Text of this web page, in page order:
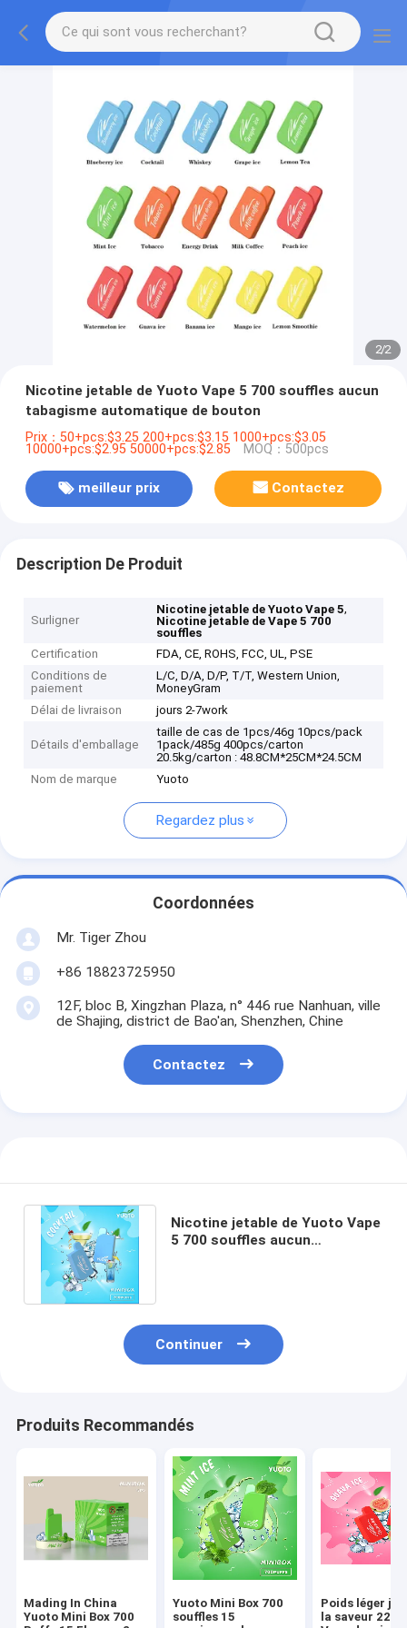
2/2
Nicotine jetable de Yuoto Vape 5 700 souffles aucun
tabagisme automatique de bouton
Prix：50+pcs:$3.25 200+pcs:$3.15 1000+pcs:$3.05
10000+pcs:$2.95 50000+pcs:$2.85 MOQ：500pcs
meilleur prix Contactez
Description De Produit
Surligner
Nicotine jetable de Yuoto Vape 5,
Nicotine jetable de Vape 5 700
souffles
Certification
FDA, CE, ROHS, FCC, UL, PSE
Conditions de
paiement
L/C, D/A, D/P, T/T, Western Union,
MoneyGram
Délai de livraison
jours 2-7work
Détails d'emballage
taille de cas de 1pcs/46g 10pcs/pack
1pack/485g 400pcs/carton
20.5kg/carton : 48.8CM*25CM*24.5CM
Nom de marque
Yuoto
Regardez plus
Coordonnées
Mr. Tiger Zhou
+86 18823725950
12F, bloc B, Xingzhan Plaza, n° 446 rue Nanhuan, ville
de Shajing, district de Bao'an, Shenzhen, Chine
Contactez
Nicotine jetable de Yuoto Vape
5 700 souffles aucun
Continuer
Produits Recommandés
Mading In China
Yuoto Mini Box 700
Yuoto Mini Box 700
souffles 15
Poids léger
la saveur 22g